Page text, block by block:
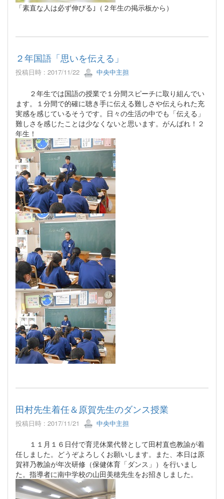
「素直な人は必ず伸びる｣（２年生の掲示板から）
２年国語「思いを伝える」
投稿日時 : 2017/11/22 中央中主担
２年生では国語の授業で１分間スピーチに取り組んでい
ます。１分間で的確に聴き手に伝える難しさや伝えられた充
実感を感じているそうです。日々の生活の中でも「伝える」
難しさを感じたことは少なくないと思います。がんばれ！２
年生！
田村先生着任＆原賀先生のダンス授業
投稿日時 : 2017/11/21 中央中主担
１１月１６日付で育児休業代替として田村直也教諭が着
任しました。どうぞよろしくお願いします。また、本日は原
賀祥乃教諭が年次研修（保健体育「ダンス」）を行いまし
た。指導者に南中学校の山田美穂先生をお招きしました。